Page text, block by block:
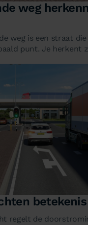
weg
weg is een straat
punt. Je herkent
regelt de